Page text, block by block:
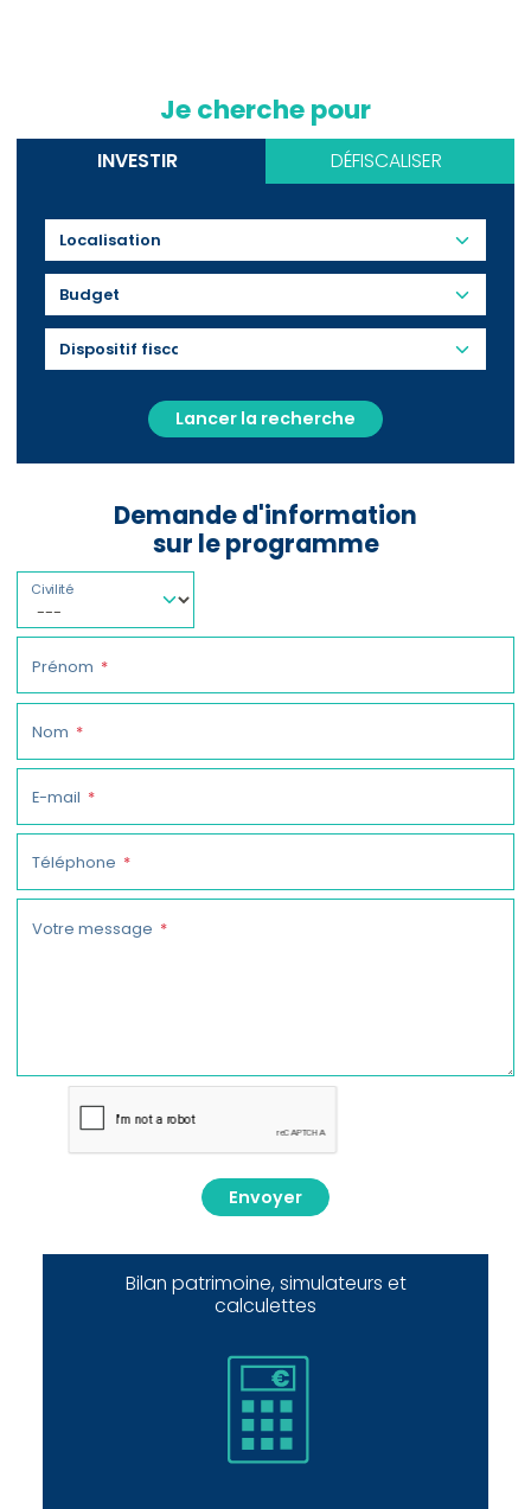
Je cherche pour
INVESTIR DÉFISCALISER
Budget
Lancer la recherche
Demande d'information
sur le programme
Civilité
Prénom
Nom
E-mail
Téléphone
Votre message
Envoyer
Bilan patrimoine, simulateurs et
calculettes